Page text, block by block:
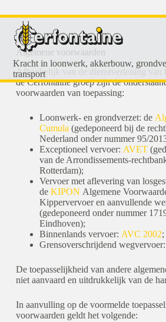
Kracht in loonwerk, akkerbouw,
transport
Algemene voorwaarden
Afhankelijk van de dienstverlening van
de Cerfontaine groep zijn de
voorwaarden van toepassing:
Loonwerk- en grondverzet: de
Cumula (gedeponeerd bij de
Nederland onder nummer 95/
Exceptioneel vervoer: AVET
van de Arrondissements-
Rotterdam);
Vervoer met aflevering van
de KIPON Algemene
Kippervervoer en aanvullende
(gedeponeerd onder nummer
Eindhoven);
Binnenlands vervoer: AVC 2002;
Grensoverschrijdend wegvervoer:
De toepasselijkheid van andere
niet aanvaard en uitdrukkelijk van de
In aanvulling op de voormelde
voorwaarden geldt het volgende: